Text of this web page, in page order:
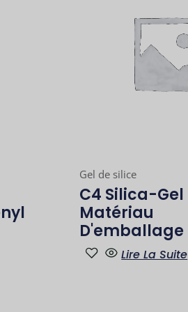
Gel de silice
C4 Silica-Gel
Matériau
D'emballage
Lire La Suite